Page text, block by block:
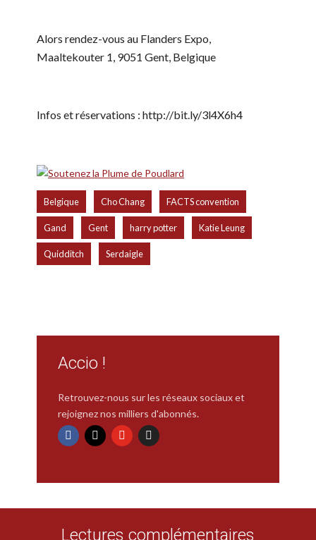
Alors rendez-vous au Flanders Expo,
Maaltekouter 1, 9051 Gent, Belgique
Infos et réservations : http://bit.ly/3l4X6h4
Belgique Cho Chang FACTS convention
Gand Gent harry potter Katie Leung
Quidditch Serdaigle
Accio !
Retrouvez-nous sur les réseaux sociaux et
rejoignez nos milliers d'abonnés.
Lectures complémentaires